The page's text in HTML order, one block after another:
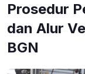
Prosedur
dan Alur
BGN